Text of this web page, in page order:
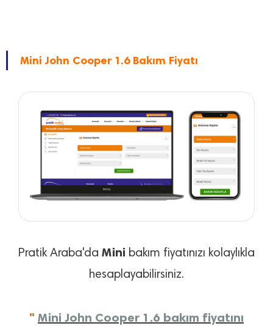
Mini John Cooper 1.6 Bakım Fiyatı
Pratik Araba'da Mini bakım fiyatınızı kolaylıkla
hesaplayabilirsiniz.
" Mini John Cooper 1.6 bakım fiyatını